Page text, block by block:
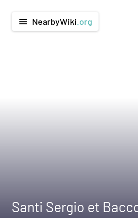
menu NearbyWiki .org
Santi Sergio et